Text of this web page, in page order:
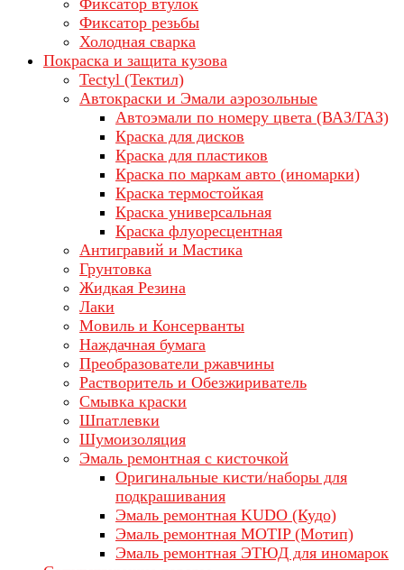
Фиксатор втулок
Фиксатор резьбы
Холодная сварка
Покраска и защита кузова
Tectyl (Тектил)
Автокраски и Эмали аэрозольные
Автоэмали по номеру цвета (ВАЗ/ГАЗ)
Краска для дисков
Краска для пластиков
Краска по маркам авто (иномарки)
Краска термостойкая
Краска универсальная
Краска флуоресцентная
Антигравий и Мастика
Грунтовка
Жидкая Резина
Лаки
Мовиль и Консерванты
Наждачная бумага
Преобразователи ржавчины
Растворитель и Обезжириватель
Смывка краски
Шпатлевки
Шумоизоляция
Эмаль ремонтная с кисточкой
Оригинальные кисти/наборы для
подкрашивания
Эмаль ремонтная KUDO (Кудо)
Эмаль ремонтная MOTIP (Мотип)
Эмаль ремонтная ЭТЮД для иномарок